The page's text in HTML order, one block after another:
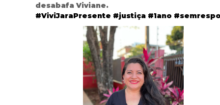
desabafa Viviane.
#ViviJaraPresente #justiça #1ano